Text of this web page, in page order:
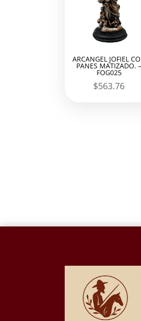
ARCANGEL JOFIEL
PANES MATIZADO. –
FOG025
$563.76